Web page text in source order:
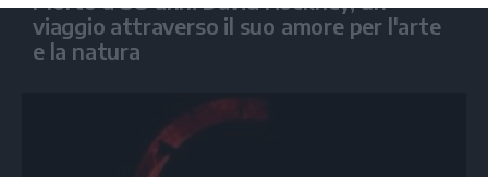
viaggio attraverso il suo amore per l'arte
e la natura